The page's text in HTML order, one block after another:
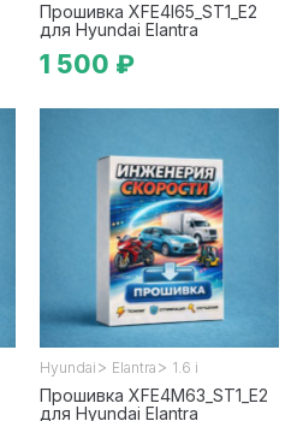
Прошивка XFE4I65_ST1_E2
для Hyundai Elantra
1 500 ₽
Hyundai > Elantra > 1.6 i
Прошивка XFE4M63_ST1_E2
для Hyundai Elantra